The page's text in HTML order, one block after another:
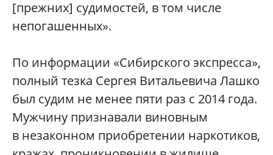
[прежних] судимостей, в том числе
непогашенных».
По информации «Сибирского экспресса»,
полный тезка Сергея Витальевича Лашко
был судим не менее пяти раз с 2014 года.
Мужчину признавали виновным
в незаконном приобретении наркотиков,